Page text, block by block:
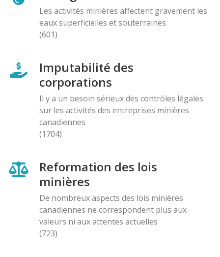
Les activités minières affectent gravement les
eaux superficielles et souterraines
(601)
Imputabilité des
corporations
Il y a un besoin sérieux des contróles légales
sur les activités des entreprises minières
canadiennes
(1704)
Reformation des lois
minières
De nombreux aspects des lois minières
canadiennes ne correspondent plus aux
valeurs ni aux attentes actuelles
(723)